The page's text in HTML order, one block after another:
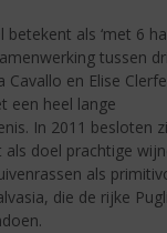
als ‘met 6
tussen
Cavallo en Elise
een heel lange
In 2011 besloten
als doel prachtige
als
die de rijke